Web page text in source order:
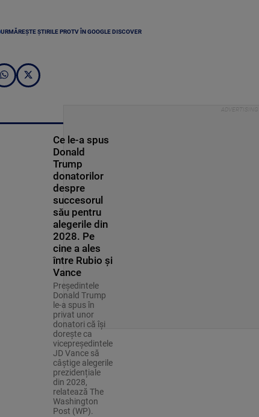
URMĂREȘTE ȘTIRILE PROTV ÎN GOOGLE DISCOVER
Ce le-a spus
Donald
Trump
donatorilor
despre
succesorul
său pentru
alegerile din
2028. Pe
cine a ales
între Rubio și
Vance
Președintele
Donald Trump
le-a spus în
privat unor
donatori că își
dorește ca
vicepreședintele
JD Vance să
câștige alegerile
prezidențiale
din 2028,
relatează The
Washington
Post (WP).